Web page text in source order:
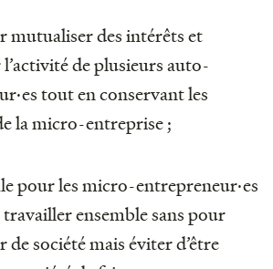
mutualiser des intérêts et
de plusieurs auto-
tout en conservant les
la micro-entreprise ;
pour les micro-entrepreneur·es
ensemble sans pour
de société mais éviter d’être